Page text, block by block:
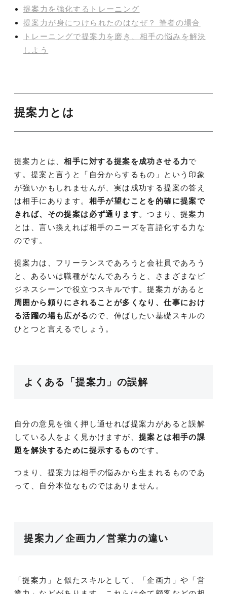
提案力を強化するトレーニング
提案力が身につけられたのはなぜ？ 筆者の場合
トレーニングで提案力を磨き、相手の悩みを解決
しよう
提案力とは
提案力とは、相手に対する提案を成功させる力で
す。提案と言うと「自分からするもの」という印象
が強いかもしれませんが、実は成功する提案の答え
は相手にあります。 相手が望むことを的確に提案で
きれば、その提案は必ず通ります。つまり、提案力
とは、言い換えれば相手のニーズを言語化する力な
のです。
提案力は、フリーランスであろうと会社員であろう
と、あるいは職種がなんであろうと、さまざまなビ
ジネスシーンで役立つスキルです。提案力があると
周囲から頼りにされることが多くなり、仕事におけ
る活躍の場も広がるので、伸ばしたい基礎スキルの
ひとつと言えるでしょう。
よくある「提案力」の誤解
自分の意見を強く押し通せれば提案力があると誤解
している人をよく見かけますが、 提案とは相手の課
題を解決するために提示するものです。
つまり、提案力は相手の悩みから生まれるものであ
って、自分本位なものではありません。
提案力／企画力／営業力の違い
「提案力」と似たスキルとして、「企画力」や「営